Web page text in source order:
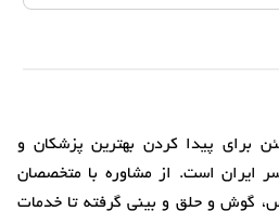
برای پیدا کردن بهترین پزشکان و
ایران است. از مشاوره با متخصصان
گوش و حلق و بینی گرفته تا خدمات